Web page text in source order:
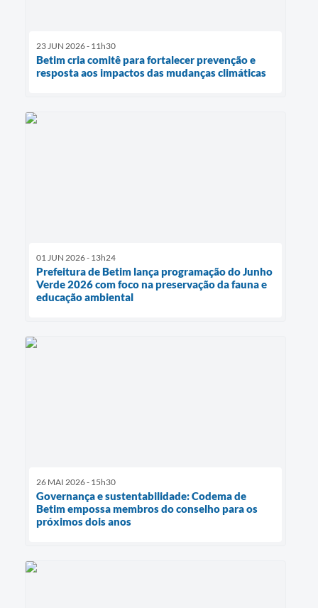
23 JUN 2026 - 11h30
Betim cria comitê para fortalecer prevenção e
resposta aos impactos das mudanças climáticas
01 JUN 2026 - 13h24
Prefeitura de Betim lança programação do Junho
Verde 2026 com foco na preservação da fauna e
educação ambiental
26 MAI 2026 - 15h30
Governança e sustentabilidade: Codema de
Betim empossa membros do conselho para os
próximos dois anos